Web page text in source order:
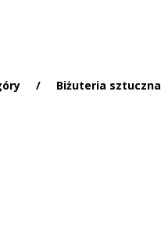
/ Biżuteria sztuczna